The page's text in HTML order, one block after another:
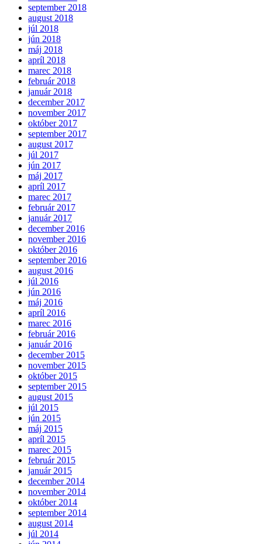
september 2018
august 2018
júl 2018
jún 2018
máj 2018
apríl 2018
marec 2018
február 2018
január 2018
december 2017
november 2017
október 2017
september 2017
august 2017
júl 2017
jún 2017
máj 2017
apríl 2017
marec 2017
február 2017
január 2017
december 2016
november 2016
október 2016
september 2016
august 2016
júl 2016
jún 2016
máj 2016
apríl 2016
marec 2016
február 2016
január 2016
december 2015
november 2015
október 2015
september 2015
august 2015
júl 2015
jún 2015
máj 2015
apríl 2015
marec 2015
február 2015
január 2015
december 2014
november 2014
október 2014
september 2014
august 2014
júl 2014